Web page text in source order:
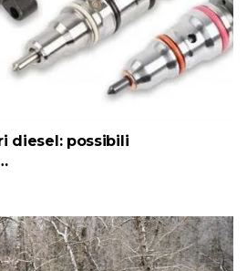
diesel: possibili